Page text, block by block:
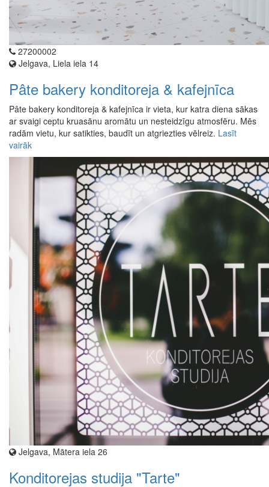
27200002
Jelgava, Liela iela 14
Pâte bakery konditoreja & kafejnīca
Pâte bakery konditoreja & kafejnīca ir vieta, kur katra diena sākas
ar svaigi ceptu kruasānu aromātu un nesteidzīgu atmosfēru. Mēs
radām vietu, kur satikties, baudīt un atgriezties vēlreiz. Lasīt
vairāk
Jelgava, Mātera iela 26
Konditorejas studija "Tarte"